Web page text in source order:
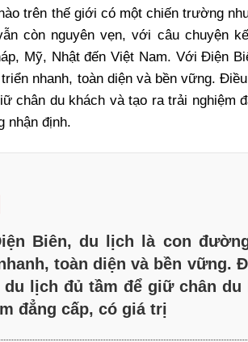
trên thế giới có một chiến trường
còn nguyên vẹn, với câu chuyện
Mỹ, Nhật đến Việt Nam. Với Điện
nhanh, toàn diện và bền vững.
chân du khách và tạo ra trải nghiệm
nhận định.
Biên, du lịch là con
toàn diện và bền vững.
du lịch đủ tầm để giữ chân du
đẳng cấp, có giá trị